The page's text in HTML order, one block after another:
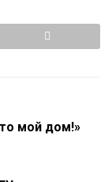
мой дом!»